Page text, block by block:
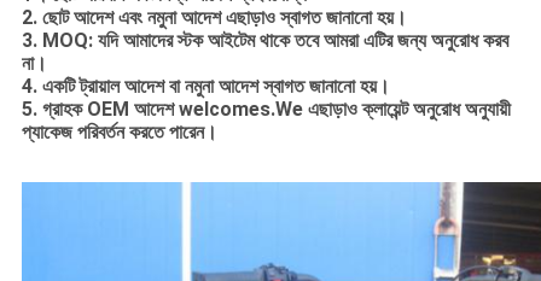
2. ছোট আদেশ এবং নমুনা আদেশ এছাড়াও স্বাগত জানানো হয়।
3. MOQ: যদি আমাদের স্টক আইটেম থাকে তবে আমরা এটির জন্য অনুরোধ করব
না।
4. একটি ট্রায়াল আদেশ বা নমুনা আদেশ স্বাগত জানানো হয়।
5. গ্রাহক OEM আদেশ welcomes.We এছাড়াও ক্লায়েন্ট অনুরোধ অনুযায়ী
প্যাকেজ পরিবর্তন করতে পারেন।